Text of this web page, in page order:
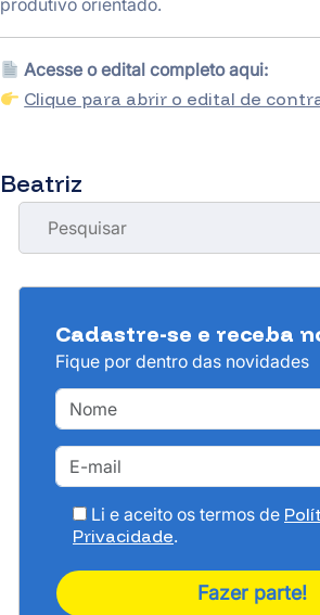
produtivo orientado.
Acesse o edital completo aqui:
Clique para abrir o edital de
Beatriz
Cadastre-se e receba
Fique por dentro das novidades
Li e aceito os termos de
Privacidade.